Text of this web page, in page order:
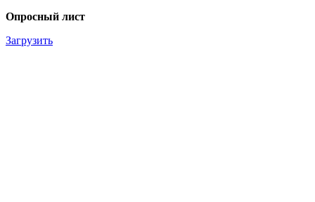
Опросный лист
Загрузить